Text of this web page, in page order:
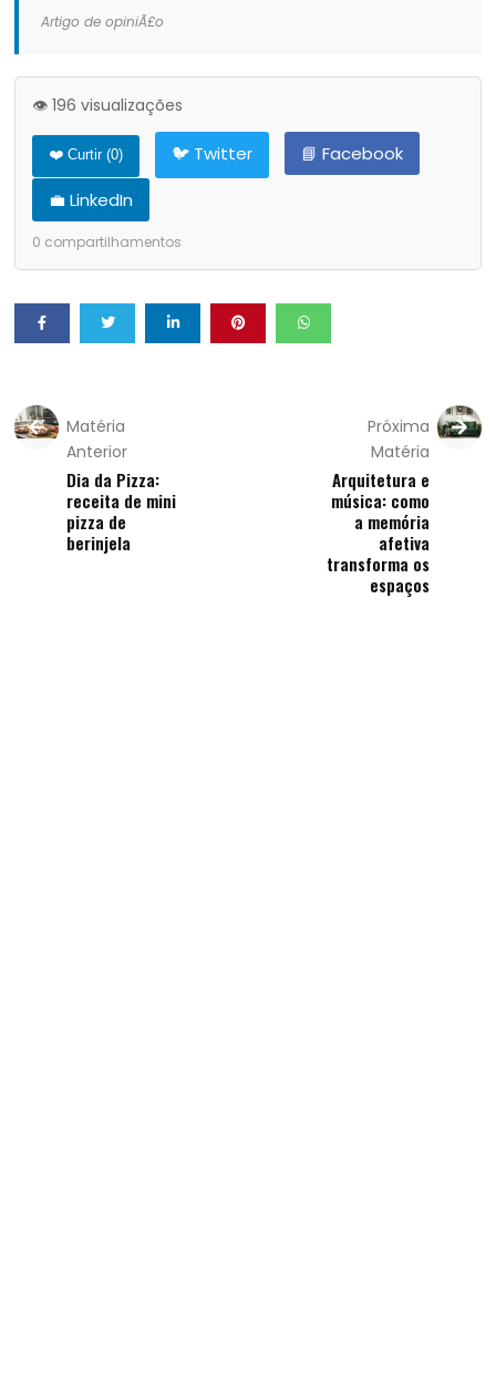
Artigo de opiniÃ£o
👁️ 196 visualizações
❤️ Curtir (0) 🐦 Twitter
📘 Facebook
💼 LinkedIn
0 compartilhamentos
Matéria
Anterior
Dia da Pizza:
receita de mini
pizza de
berinjela
Próxima
Matéria
Arquitetura e
música: como
a memória
afetiva
transforma os
espaços